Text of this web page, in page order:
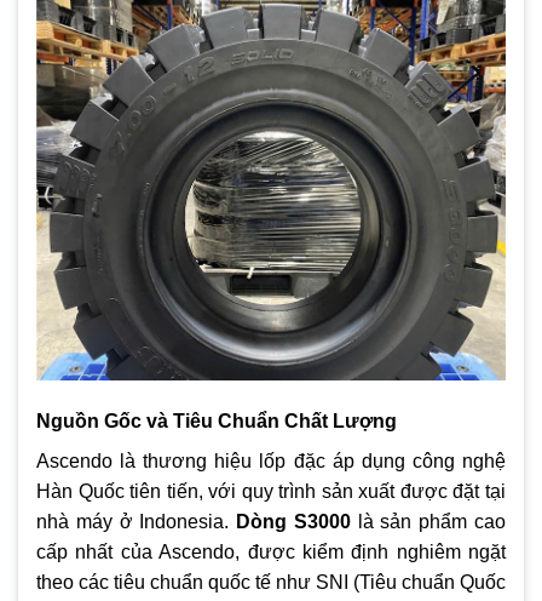
Nguồn Gốc và Tiêu Chuẩn Chất Lượng
Ascendo là thương hiệu lốp đặc áp dụng công nghệ
Hàn Quốc tiên tiến, với quy trình sản xuất được đặt tại
nhà máy ở Indonesia. Dòng S3000là sản phẩm cao
cấp nhất của Ascendo, được kiểm định nghiêm ngặt
theo các tiêu chuẩn quốc tế như SNI (Tiêu chuẩn Quốc